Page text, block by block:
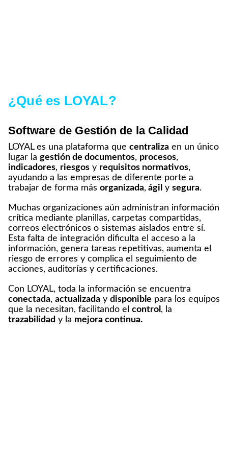
¿Qué es LOYAL?
Software de Gestión de la Calidad
LOYAL es una plataforma que centraliza en un único
lugar la gestión de documentos, procesos,
indicadores, riesgos y requisitos normativos,
ayudando a las empresas de diferente porte a
trabajar de forma más organizada, ágil y segura.
Muchas organizaciones aún administran información
crítica mediante planillas, carpetas compartidas,
correos electrónicos o sistemas aislados entre sí.
Esta falta de integración dificulta el acceso a la
información, genera tareas repetitivas, aumenta el
riesgo de errores y complica el seguimiento de
acciones, auditorías y certificaciones.
Con LOYAL, toda la información se encuentra
conectada, actualizada y disponible para los equipos
que la necesitan, facilitando el control , la
trazabilidad y la mejora continua.